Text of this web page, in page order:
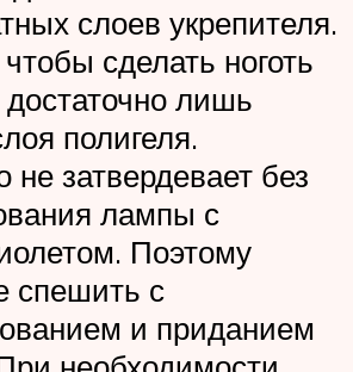
слоев укрепителя.
сделать ноготь
достаточно лишь
полигеля.
не затвердевает без
лампы с
Поэтому
спешить с
и приданием